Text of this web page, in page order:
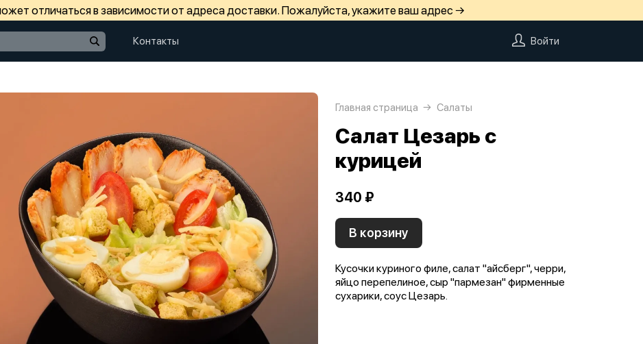
отличаться в зависимости от адреса доставки. Пожалуйста, укажите ваш адрес →
Контакты Войти
Главная страница Салаты
Салат Цезарь с
курицей
340 ₽
В корзину
Кусочки куриного филе, салат "айсберг", черри,
яйцо перепелиное, сыр "пармезан" фирменные
сухарики, соус Цезарь.